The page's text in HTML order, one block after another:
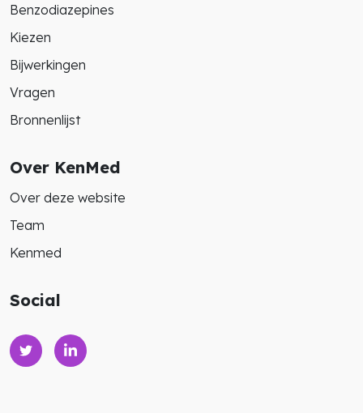
Benzodiazepines
Kiezen
Bijwerkingen
Vragen
Bronnenlijst
Over KenMed
Over deze website
Team
Kenmed
Social